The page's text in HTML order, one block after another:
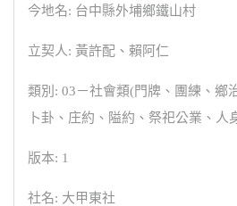
今地名: 台中縣外埔鄉鐵山村
立契人: 黃許配、賴阿仁
類別: 03－社會類(門牌、團練、鄉
卜卦、庄約、隘約、祭祀公業、人
版本: 1
社名: 大甲東社